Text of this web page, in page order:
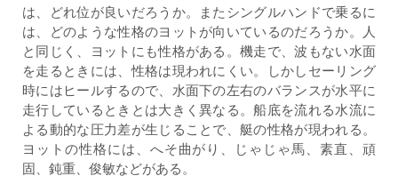
は、どれ位が良いだろうか。またシングルハンドで乗るに
は、どのような性格のヨットが向いているのだろうか。人
と同じく、ヨットにも性格がある。機走で、波もない水面
を走るときには、性格は現われにくい。しかしセーリング
時にはヒールするので、水面下の左右のバランスが水平に
走行しているときとは大きく異なる。船底を流れる水流に
よる動的な圧力差が生じることで、艇の性格が現われる。
ヨットの性格には、へそ曲がり、じゃじゃ馬、素直、頑
固、鈍重、俊敏などがある。